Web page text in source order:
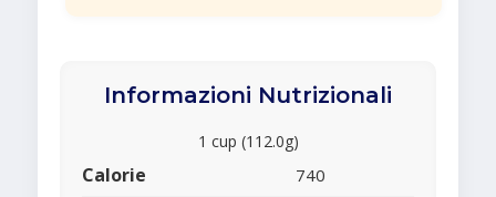
Informazioni Nutrizionali
1 cup (112.0g)
Calorie 740